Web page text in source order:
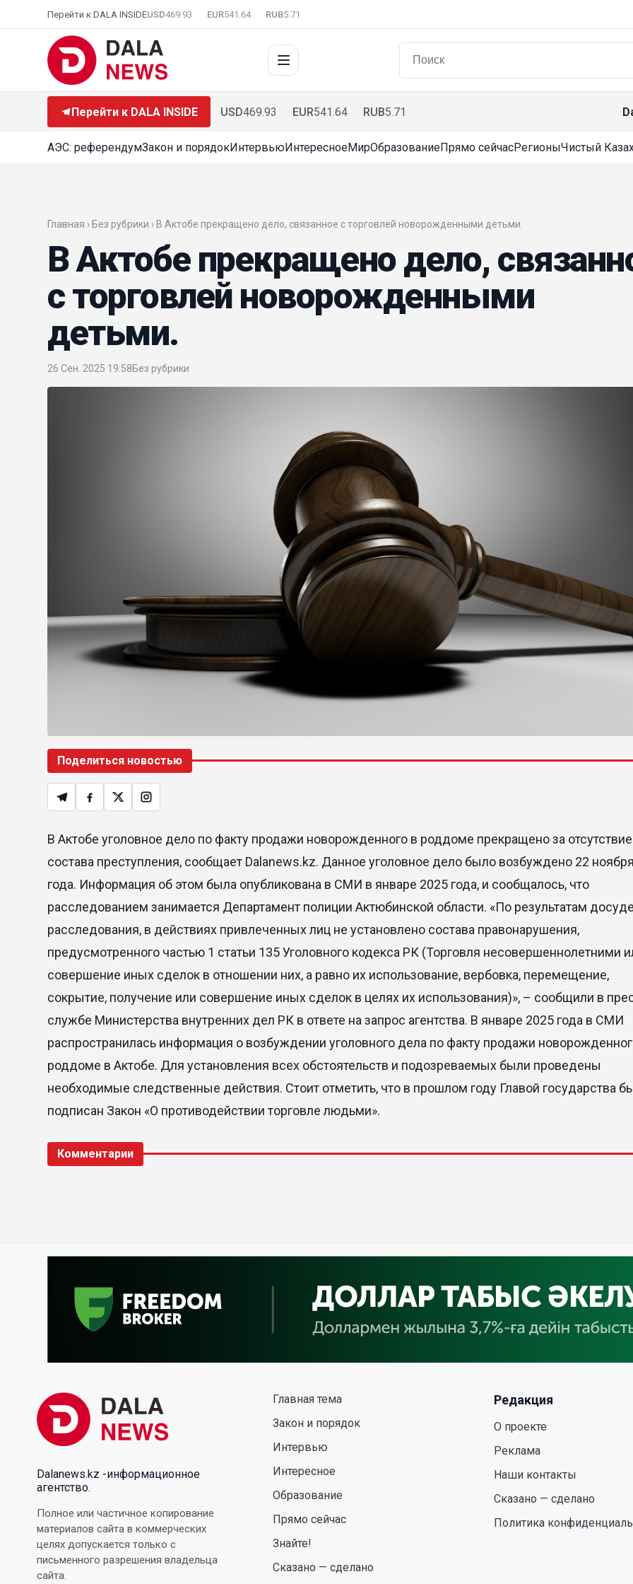
Перейти к DALA INSIDEUSD469.93 EUR541.64 RUB5.71
Перейти к DALA INSIDE USD469.93 EUR541.64 RUB5.71
АЭС: референдумЗакон и порядокИнтервьюИнтересноеМирОбразованиеПрямо сейчасРегионыЧистый
Главная › Без рубрики › В Актобе прекращено дело, связанное с торговлей новорожденными детьми.
В Актобе прекращено дело,
с торговлей новорожденными
детьми.
26 Сен. 2025 19:58Без рубрики
Поделиться новостью
В Актобе уголовное дело по факту продажи новорожденного в роддоме прекращено за
состава преступления, сообщает Dalanews.kz. Данное уголовное дело было возбуждено 22
года. Информация об этом была опубликована в СМИ в январе 2025 года, и сообщалось, что
расследованием занимается Департамент полиции Актюбинской области. «По результатам
расследования, в действиях привлеченных лиц не установлено состава правонарушения,
предусмотренного частью 1 статьи 135 Уголовного кодекса РК (Торговля несовершеннолетними
совершение иных сделок в отношении них, а равно их использование, вербовка, перемещение,
сокрытие, получение или совершение иных сделок в целях их использования)», – сообщили в
службе Министерства внутренних дел РК в ответе на запрос агентства. В январе 2025 года в СМИ
распространилась информация о возбуждении уголовного дела по факту продажи
роддоме в Актобе. Для установления всех обстоятельств и подозреваемых были проведены
необходимые следственные действия. Стоит отметить, что в прошлом году Главой государства
подписан Закон «О противодействии торговле людьми».
Комментарии
Dalanews.kz -информационное
агентство.
Полное или частичное копирование
материалов сайта в коммерческих
целях допускается только с
письменного разрешения владельца
сайта.
Главная тема
Закон и порядок
Интервью
Интересное
Образование
Прямо сейчас
Знайте!
Сказано — сделано
Редакция
О проекте
Реклама
Наши контакты
Сказано — сделано
Политика